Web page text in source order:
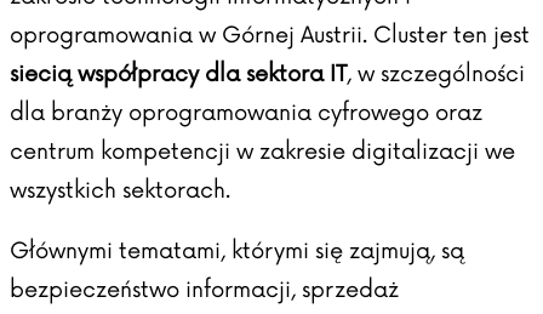
oprogramowania w Górnej Austrii. Cluster ten jest
siecią współpracy dla sektora IT, w szczególności
dla branży oprogramowania cyfrowego oraz
centrum kompetencji w zakresie digitalizacji we
wszystkich sektorach.
Głównymi tematami, którymi się zajmują, są
bezpieczeństwo informacji, sprzedaż